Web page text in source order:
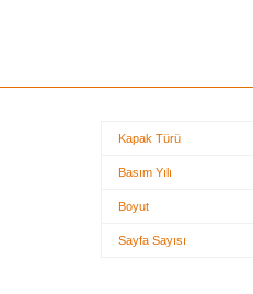
Kapak Türü
Basım Yılı
Boyut
Sayfa Sayısı